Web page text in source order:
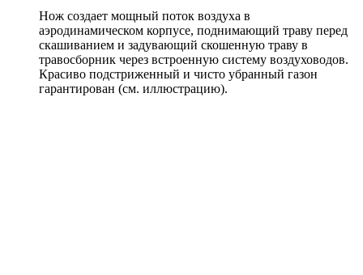
Нож создает мощный поток воздуха в
аэродинамическом корпусе, поднимающий траву перед
скашиванием и задувающий скошенную траву в
травосборник через встроенную систему воздуховодов.
Красиво подстриженный и чисто убранный газон
гарантирован (см. иллюстрацию).